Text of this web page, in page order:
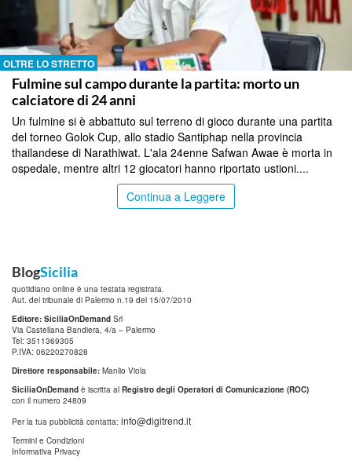
OLTRE LO STRETTO
Fulmine sul campo durante la partita: morto un
calciatore di 24 anni
Un fulmine si è abbattuto sul terreno di gioco durante una partita
del torneo Golok Cup, allo stadio Santiphap nella provincia
thailandese di Narathiwat. L'ala 24enne Safwan Awae è morta in
ospedale, mentre altri 12 giocatori hanno riportato ustioni....
Continua a Leggere
BlogSicilia
quotidiano online è una testata registrata.
Aut. del tribunale di Palermo n.19 del 15/07/2010
Editore: SiciliaOnDemand Srl
Via Castellana Bandiera, 4/a – Palermo
Tel: 3511369305
P.IVA: 06220270828
Direttore responsabile: Manlio Viola
SiciliaOnDemand è iscritta al Registro degli Operatori di Comunicazione (ROC)
con il numero 24809
Per la tua pubblicità contatta: info@digitrend.it
Termini e Condizioni
Informativa Privacy